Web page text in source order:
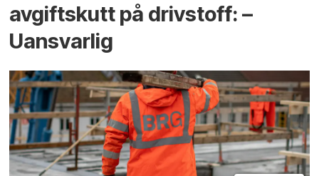
avgiftskutt på drivstoff: –
Uansvarlig